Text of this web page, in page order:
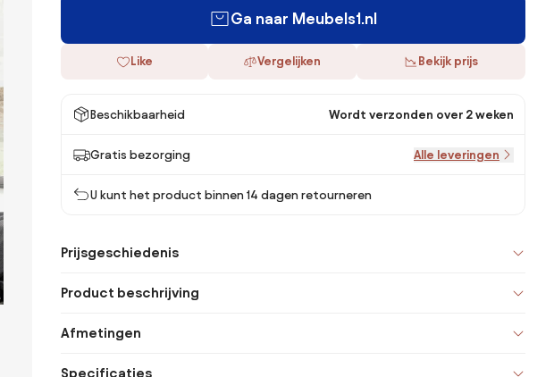
Ga naar Meubels1.nl
Like Vergelijken Bekijk prijs
Beschikbaarheid Wordt verzonden over 2 weken
Gratis bezorging Alle leveringen
U kunt het product binnen 14 dagen retourneren
Prijsgeschiedenis
Product beschrijving
Afmetingen
Specificaties